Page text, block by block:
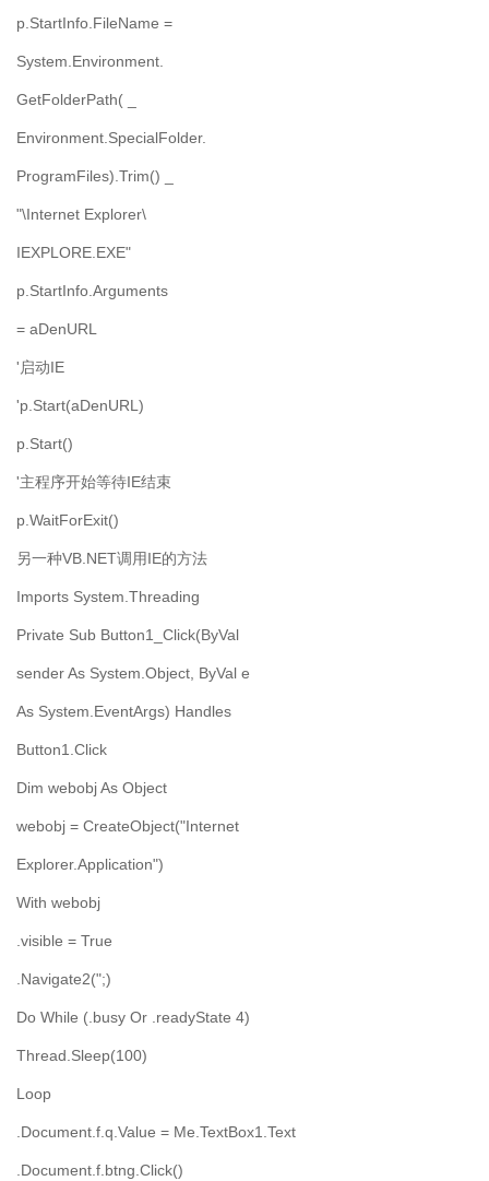
p.StartInfo.FileName =
System.Environment.
GetFolderPath( _
Environment.SpecialFolder.
ProgramFiles).Trim() _
"\Internet Explorer\
IEXPLORE.EXE"
p.StartInfo.Arguments
= aDenURL
'启动IE
'p.Start(aDenURL)
p.Start()
'主程序开始等待IE结束
p.WaitForExit()
另一种VB.NET调用IE的方法
Imports System.Threading
Private Sub Button1_Click(ByVal
sender As System.Object, ByVal e
As System.EventArgs) Handles
Button1.Click
Dim webobj As Object
webobj = CreateObject("Internet
Explorer.Application")
With webobj
.visible = True
.Navigate2(";)
Do While (.busy Or .readyState 4)
Thread.Sleep(100)
Loop
.Document.f.q.Value = Me.TextBox1.Text
.Document.f.btng.Click()